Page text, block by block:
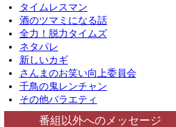
タイムレスマン
酒のツマミになる話
全力！脱力タイムズ
ネタパレ
新しいカギ
さんまのお笑い向上委員会
千鳥の鬼レンチャン
その他バラエティ
番組以外へのメッセージ